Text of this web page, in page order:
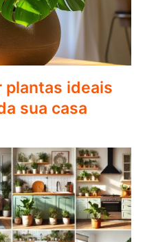
plantas ideais
sua casa